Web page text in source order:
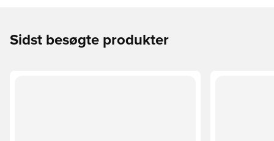
Sidst besøgte produkter